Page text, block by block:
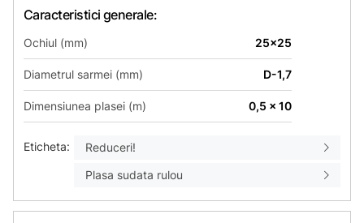
Caracteristici generale:
Ochiul (mm) 25x25
Diametrul sarmei (mm) D-1,7
Dimensiunea plasei (m) 0,5 x 10
Eticheta:
Reduceri!
Plasa sudata rulou